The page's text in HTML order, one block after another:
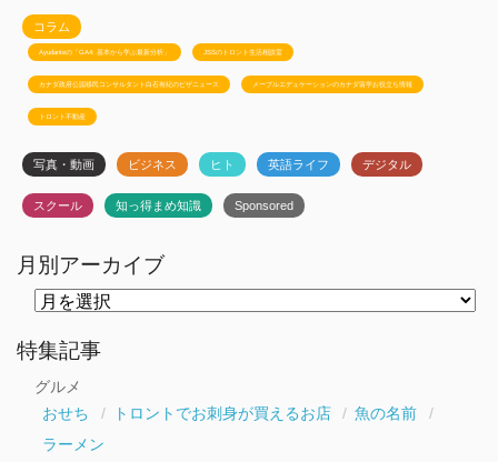
コラム
Ayudanteの「GA4: 基本から学ぶ最新分析」 JSSのトロント生活相談室
カナダ政府公認移民コンサルタント白石有紀のビザニュース メープルエデュケーションのカナダ留学お役立ち情報
トロント不動産
写真・動画 ビジネス ヒト 英語ライフ デジタル
スクール 知っ得まめ知識 Sponsored
月別アーカイブ
ー
カ
特集記事
グルメ
おせち
トロントでお刺身が買えるお店
魚の名前
ラーメン